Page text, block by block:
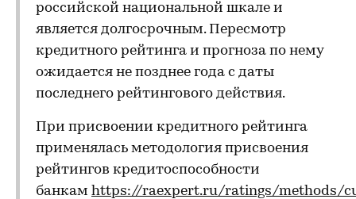
российской национальной шкале и
является долгосрочным. Пересмотр
кредитного рейтинга и прогноза по нему
ожидается не позднее года с даты
последнего рейтингового действия.
При присвоении кредитного рейтинга
применялась методология присвоения
рейтингов кредитоспособности
банкам https://raexpert.ru/ratings/methods/